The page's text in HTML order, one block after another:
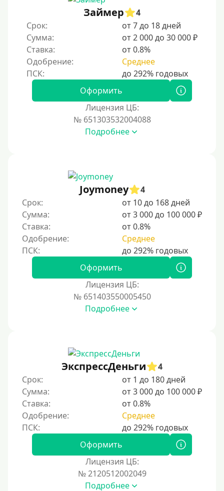
Без подтверждения дохода
Без справок и поручителей
Без посредников
Процент
С пролонгацией (продлением)
Под высокий процент
С ежемесячным платежом
Под низкий процент
Без процентов
Первый займ без процентов
Без процентов на 30 дней
С возможностью частичного погашения
Надежные
Без обмана
Без предоплат
Без электронной почты
С автоматическим одобрением
Без номера телефона
Займер
4
Срок:
от 7 до 18 дней
Сумма:
от 2 000 до 30 000 ₽
Ставка:
от 0.8%
Одобрение:
Среднее
Оформить
Лицензия ЦБ:
№ 651303532004088
Подробнее
Joymoney
4
Срок:
от 10 до 168 дней
Сумма:
от 3 000 до 100 000 ₽
Ставка:
от 0.8%
Одобрение:
Среднее
Оформить
Лицензия ЦБ:
№ 651403550005450
Подробнее
ЭкспрессДеньги
4
Срок:
от 1 до 180 дней
Сумма:
от 3 000 до 100 000 ₽
Ставка:
от 0.8%
Одобрение:
Среднее
Оформить
Лицензия ЦБ:
№ 2120512002049
Подробнее